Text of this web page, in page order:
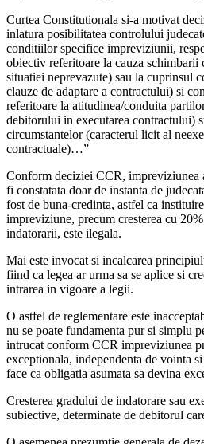
Curtea Constitutionala si-a motivat
inlatura posibilitatea controlului
conditiilor specifice impreviziunii,
obiectiv referitoare la cauza schimbarii
situatiei neprevazute) sau la cuprinsul
clauze de adaptare a contractului) si
referitoare la atitudinea/conduita
debitorului in executarea contractului)
circumstantelor (caracterul licit al
contractuale)…”
Conform deciziei CCR, impreviziunea
fi constatata doar de instanta de
fost de buna-credinta, astfel ca
impreviziune, precum cresterea cu
indatorarii, este ilegala.
Mai este invocat si incalcarea
fiind ca legea ar urma sa se aplice si
intrarea in vigoare a legii.
O astfel de reglementare este
nu se poate fundamenta pur si simplu
intrucat conform CCR impreviziunea
exceptionala, independenta de vointa
face ca obligatia asumata sa devina
Cresterea gradului de indatorare sau
subiective, determinate de debitorul